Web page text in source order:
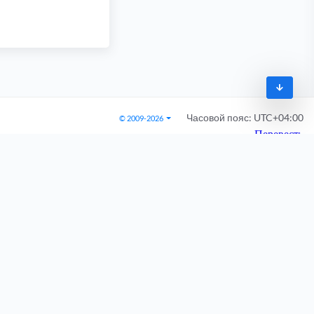
© 2009-2026 Часовой пояс: UTC+04:00